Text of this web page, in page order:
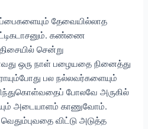
தேவையில்லாத
கண்ணை
சென்று
ஒரு நாள் பழையதை நினைத்து
பல நல்லவர்களையும்
போலவே அருகில்
அடையாளம் காணுவோம்.
விட்டு அடுத்த